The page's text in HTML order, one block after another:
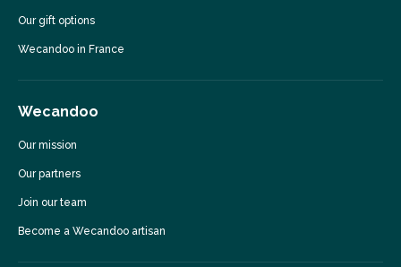
Our gift options
Wecandoo in France
Wecandoo
Our mission
Our partners
Join our team
Become a Wecandoo artisan